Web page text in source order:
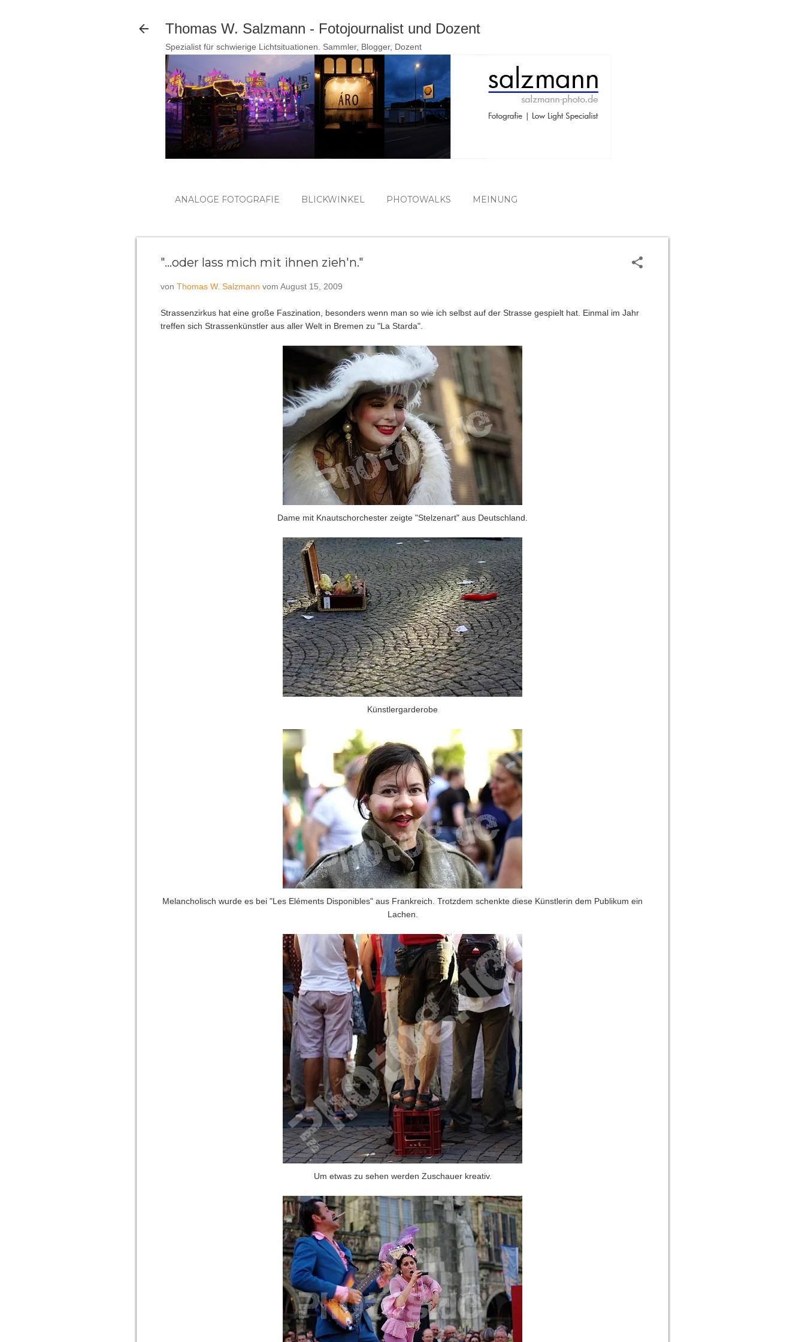
Thomas W. Salzmann - Fotojournalist und Dozent
Spezialist für schwierige Lichtsituationen. Sammler, Blogger, Dozent
ANALOGE FOTOGRAFIE BLICKWINKEL PHOTOWALKS MEINUNG
"...oder lass mich mit ihnen zieh'n."
von Thomas W. Salzmann vom August 15, 2009
Strassenzirkus hat eine große Faszination, besonders wenn man so wie ich selbst auf der Strasse gespielt hat. Einmal im Jahr
treffen sich Strassenkünstler aus aller Welt in Bremen zu "La Starda".
Dame mit Knautschorchester zeigte "Stelzenart" aus Deutschland.
Künstlergarderobe
Melancholisch wurde es bei "Les Eléments Disponibles" aus Frankreich. Trotzdem schenkte diese Künstlerin dem Publikum ein
Lachen.
Um etwas zu sehen werden Zuschauer kreativ.